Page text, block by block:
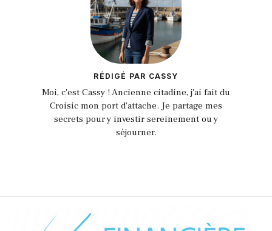
RÉDIGÉ PAR CASSY
Moi, c'est Cassy ! Ancienne citadine, j'ai fait du
Croisic mon port d'attache. Je partage mes
secrets pour y investir sereinement ou y
séjourner.